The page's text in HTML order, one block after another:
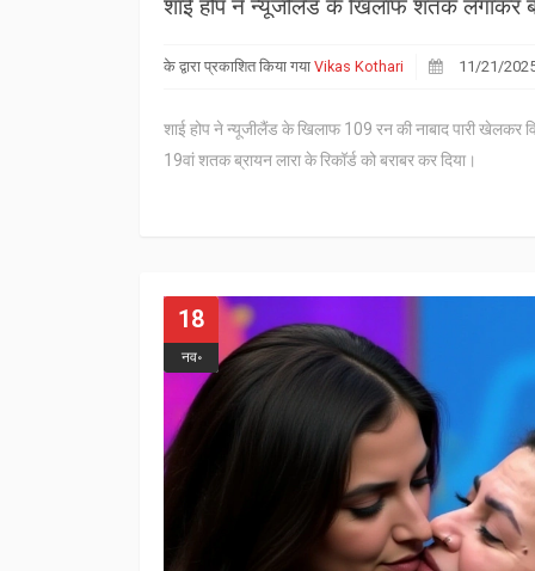
के द्वारा प्रकाशित किया गया Vikas Kothari 11/21/
शाई होप ने न्यूजीलैंड के खिलाफ 109 रन की नाबाद पारी
19वां शतक ब्रायन लारा के रिकॉर्ड को बराबर कर दिया।
18
नव॰